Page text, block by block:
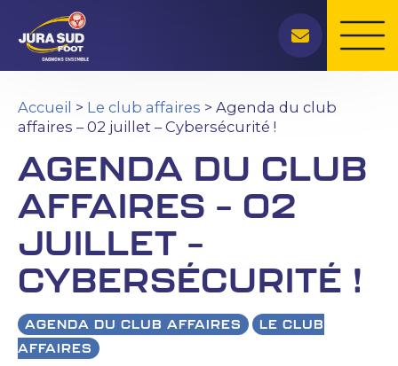
contenu
Accueil > Le club affaires > Agenda du club
affaires – 02 juillet – Cybersécurité !
AGENDA DU CLUB
AFFAIRES – 02
JUILLET –
CYBERSÉCURITÉ !
AGENDA DU CLUB AFFAIRES
LE CLUB
AFFAIRES
Rechercher